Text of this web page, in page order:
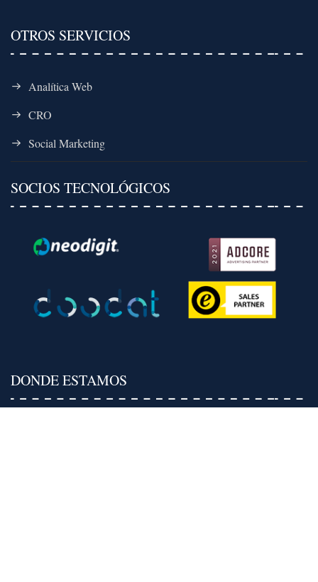
OTROS SERVICIOS
Analítica Web
CRO
Social Marketing
SOCIOS TECNOLÓGICOS
DONDE ESTAMOS